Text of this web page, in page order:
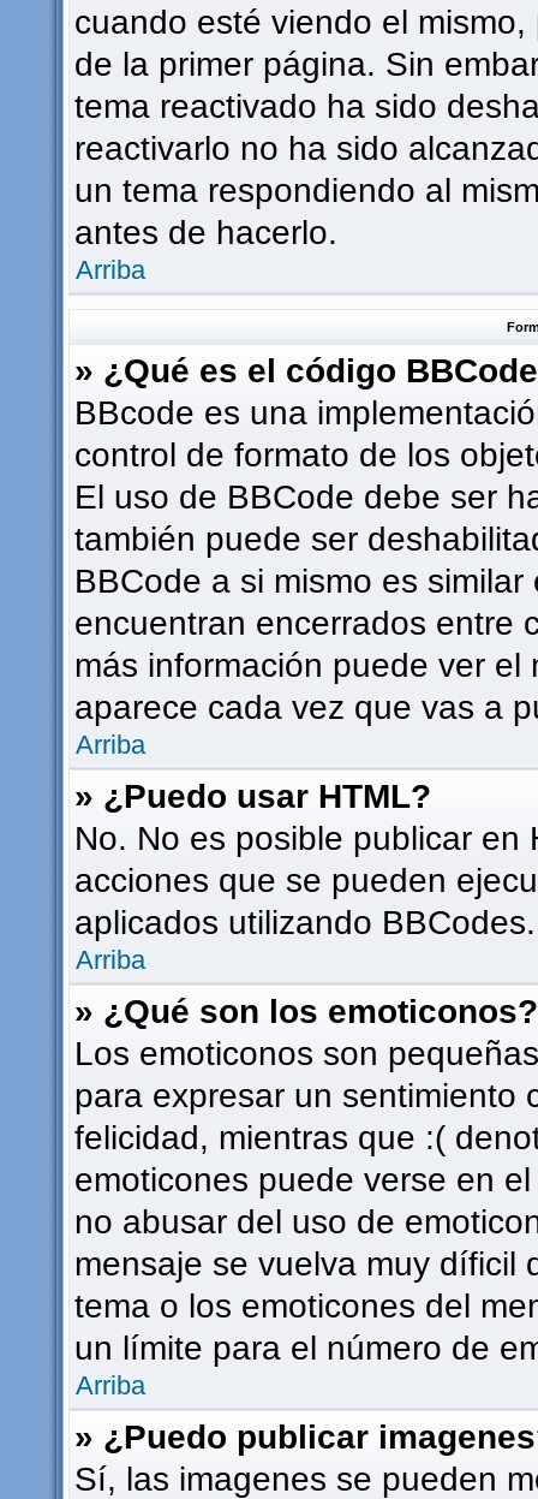
cuando esté viendo el
de la primer página. Sin
tema reactivado ha sido
reactivarlo no ha sido
un tema respondiendo al
antes de hacerlo.
Arriba
» ¿Qué es el código
BBcode es una
control de formato de los
El uso de BBCode debe ser
también puede ser
BBCode a si mismo es
encuentran encerrados entre
más información puede ver
aparece cada vez que vas a
Arriba
» ¿Puedo usar HTML?
No. No es posible publicar en
acciones que se pueden
aplicados utilizando BBCodes.
Arriba
» ¿Qué son los emoticonos?
Los emoticonos son
para expresar un sentimiento
felicidad, mientras que :(
emoticones puede verse en
no abusar del uso de
mensaje se vuelva muy díficil
tema o los emoticones del
un límite para el número de
Arriba
» ¿Puedo publicar
Sí, las imagenes se pueden